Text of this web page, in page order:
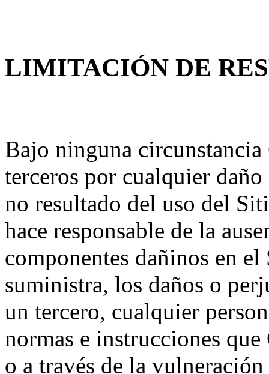
LIMITACIÓN DE
Bajo ninguna circunstancia
terceros por cualquier
no resultado del uso del
hace responsable de la
componentes dañinos en
suministra, los daños o
un tercero, cualquier
normas e instrucciones
o a través de la